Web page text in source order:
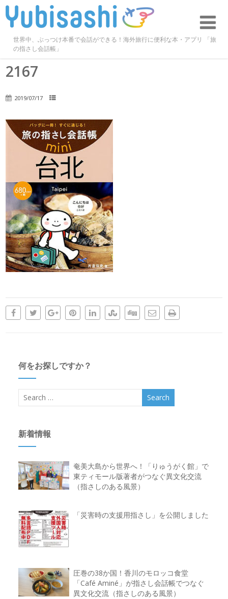
世界中、ぶっつけ本番で会話ができる！海外旅行に便利な本・アプリ 「旅
の指さし会話帳」
2167
2019/07/17
何をお探しですか？
新着情報
奄美大島から世界へ！「りゅうがく館」で
東ティモール版著者がつなぐ異文化交流
（指さしのある風景）
「災害時の支援用指さし」を公開しました
圧巻の38か国！香川のモロッコ食堂
「Café Aminé」が指さし会話帳でつなぐ
異文化交流（指さしのある風景）